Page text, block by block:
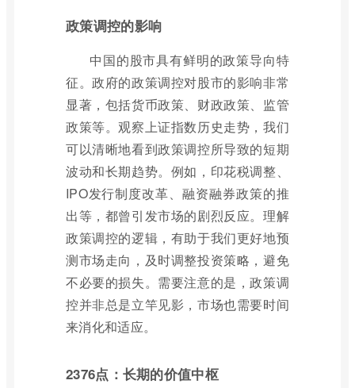
政策调控的影响
中国的股市具有鲜明的政策导向特
征。政府的政策调控对股市的影响非常
显著，包括货币政策、财政政策、监管
政策等。观察上证指数历史走势，我们
可以清晰地看到政策调控所导致的短期
波动和长期趋势。例如，印花税调整、
IPO发行制度改革、融资融券政策的推
出等，都曾引发市场的剧烈反应。理解
政策调控的逻辑，有助于我们更好地预
测市场走向，及时调整投资策略，避免
不必要的损失。需要注意的是，政策调
控并非总是立竿见影，市场也需要时间
来消化和适应。
2376点：长期的价值中枢